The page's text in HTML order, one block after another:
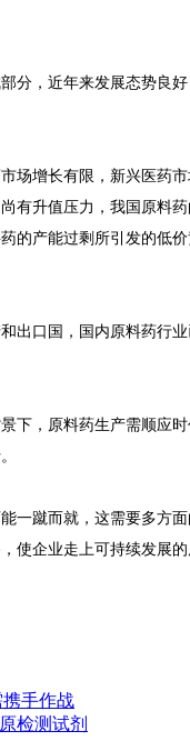
，近年来发展态势良好
增长有限，新兴医药市
有升值压力，我国原料
的产能过剩所引发的低
口国，国内原料药行业
，原料药生产需顺应时
蹴而就，这需要多方面
使企业走上可持续发展
手作战
检测试剂